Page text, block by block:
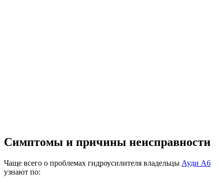
Симптомы и причины неисправности
Чаще всего о проблемах гидроусилителя владельцы Ауди А6
узнают по: